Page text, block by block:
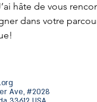
hâte de vous
dans votre
Ave, #2028